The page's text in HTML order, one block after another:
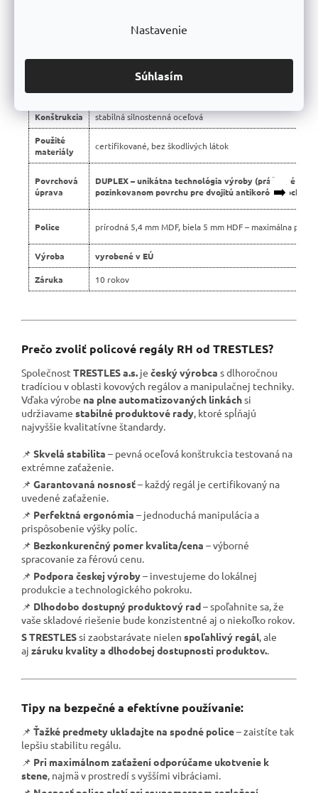
Nastavenie
Súhlasím
➡️
regály Trestles RH 🏆
Montáž bezskrutková – jednoduchá
Konštrukcia stabilná silnostenná oceľová
Použité
materiály
certifikované, bez škodlivých látok
Povrchová
úprava
DUPLEX – unikátna technológia výroby (práškové
pozinkovanom povrchu pre dvojitú antikoróznu
Police prírodná 5,4 mm MDF, biela 5 mm HDF – maximálna
Výroba vyrobené v EÚ
Záruka 10 rokov
Prečo zvoliť policové regály RH od TRESTLES?
Společnost TRESTLES a.s. je český výrobca s dlhoročnou
tradíciou v oblasti kovových regálov a manipulačnej techniky.
Vďaka výrobe na plne automatizovaných linkáchsi
udržiavame stabilné produktové rady , ktoré spĺňajú
najvyššie kvalitatívne štandardy.
📌 Skvelá stabilita – pevná oceľová konštrukcia testovaná na
extrémne zaťaženie.
📌 Garantovaná nosnosť– každý regál je certifikovaný na
uvedené zaťaženie.
📌 Perfektná ergonómia – jednoduchá manipulácia a
prispôsobenie výšky políc.
📌 Bezkonkurenčný pomer kvalita/cena – výborné
spracovanie za férovú cenu.
📌 Podpora českej výroby– investujeme do lokálnej
produkcie a technologického pokroku.
📌 Dlhodobo dostupný produktový rad– spoľahnite sa, že
vaše skladové riešenie bude konzistentné aj o niekoľko rokov.
S TRESTLESsi zaobstarávate nielen spoľahlivý regál , ale
aj záruku kvality a dlhodobej dostupnosti produktov.
Tipy na bezpečné a efektívne používanie:
📌 Ťažké predmety ukladajte na spodné police– zaistíte tak
lepšiu stabilitu regálu.
📌 Pri maximálnom zaťažení odporúčame ukotvenie k
stene , najmä v prostredí s vyššími vibráciami.